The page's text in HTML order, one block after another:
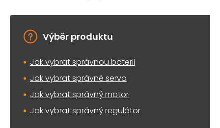
Výběr produktu
Jak vybrat správnou baterii
Jak vybrat správné servo
Jak vybrat správný motor
Jak vybrat správný regulátor